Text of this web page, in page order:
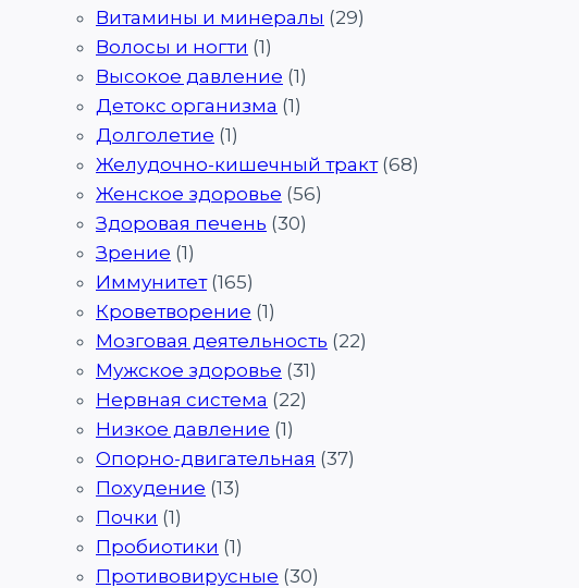
Витамины и минералы (29)
Волосы и ногти (1)
Высокое давление (1)
Детокс организма (1)
Долголетие (1)
Желудочно-кишечный тракт (68)
Женское здоровье (56)
Здоровая печень (30)
Зрение (1)
Иммунитет (165)
Кроветворение (1)
Мозговая деятельность (22)
Мужское здоровье (31)
Нервная система (22)
Низкое давление (1)
Опорно-двигательная (37)
Похудение (13)
Почки (1)
Пробиотики (1)
Противовирусные (30)